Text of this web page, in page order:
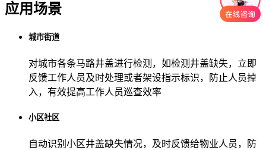
应用场景
城市街道
对城市各条马路井盖进行检测，如检测井盖缺失，立即
反馈工作人员及时处理或者架设指示标识，防止人员掉
入，有效提高工作人员巡查效率
小区社区
自动识别小区井盖缺失情况，及时反馈给物业人员，防